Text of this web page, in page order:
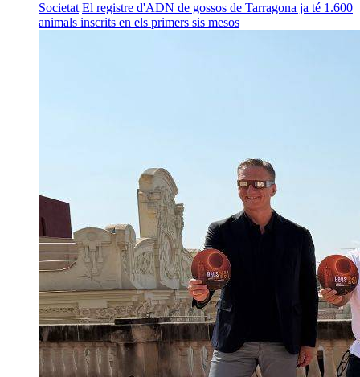
Societat El registre d'ADN de gossos de Tarragona ja té 1.600
animals inscrits en els primers sis mesos